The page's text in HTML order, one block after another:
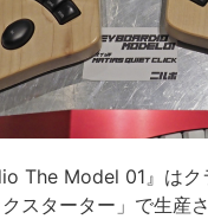
The Model 01』はク
スターター」で生産